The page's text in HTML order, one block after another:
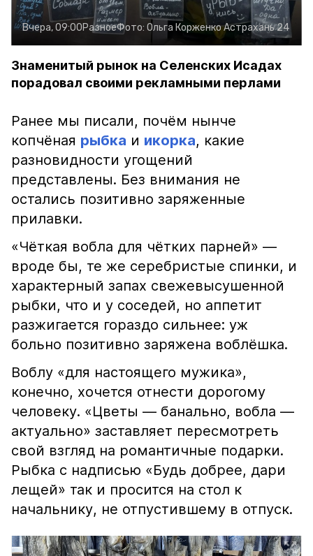
Вчера, 09:00РазноеФото: Ольга КорженкоАстрахань 24
Знаменитый рынок на Селенских Исадах
порадовал своими рекламными перлами
Ранее мы писали, почём нынче
копчёная рыбка и икорка, какие
разновидности угощений
представлены. Без внимания не
остались позитивно заряженные
прилавки.
«Чёткая вобла для чётких парней» —
вроде бы, те же серебристые спинки, и
характерный запах свежевысушенной
рыбки, что и у соседей, но аппетит
разжигается гораздо сильнее: уж
больно позитивно заряжена воблёшка.
Воблу «для настоящего мужика»,
конечно, хочется отнести дорогому
человеку. «Цветы — банально, вобла —
актуально» заставляет пересмотреть
свой взгляд на романтичные подарки.
Рыбка с надписью «Будь добрее, дари
лещей» так и просится на стол к
начальнику, не отпустившему в отпуск.